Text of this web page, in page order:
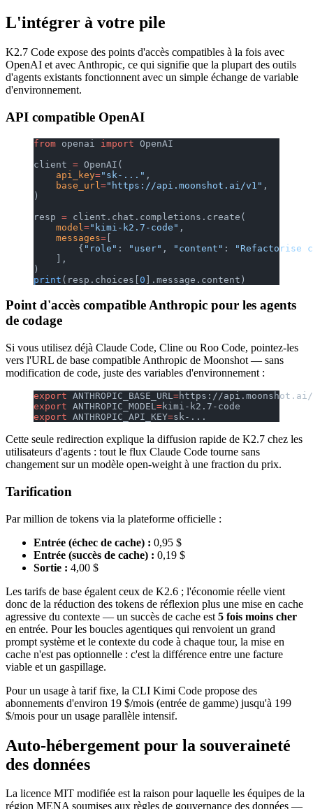
L'intégrer à votre pile
K2.7 Code expose des points d'accès compatibles à la fois avec
OpenAI et avec Anthropic, ce qui signifie que la plupart des outils
d'agents existants fonctionnent avec un simple échange de variable
d'environnement.
API compatible OpenAI
from openai import OpenAI
client = OpenAI(
    api_key
="sk-..." ,
    base_url
="https://api.moonshot.ai/v1" ,
)
resp = client.chat.completions.create(
    model
="kimi-k2.7-code" ,
    messages
=
        {
"role" : "user" , "content" :
"Refactorise
    ],
)
print (resp.choices[ 0 ].message.content)
Point d'accès compatible Anthropic pour les agents
de codage
Si vous utilisez déjà Claude Code, Cline ou Roo Code, pointez-les
vers l'URL de base compatible Anthropic de Moonshot — sans
modification de code, juste des variables d'environnement :
export ANTHROPIC_BASE_URL=https://
export ANTHROPIC_MODEL=kimi-k2.7-code
export ANTHROPIC_API_KEY=sk-...
Cette seule redirection explique la diffusion rapide de K2.7 chez les
utilisateurs d'agents : tout le flux Claude Code tourne sans
changement sur un modèle open-weight à une fraction du prix.
Tarification
Par million de tokens via la plateforme officielle :
Entrée (échec de cache) : 0,95 $
Entrée (succès de cache) : 0,19 $
Sortie : 4,00 $
Les tarifs de base égalent ceux de K2.6 ; l'économie réelle vient
donc de la réduction des tokens de réflexion plus une mise en cache
agressive du contexte — un succès de cache est 5 fois moins cher
en entrée. Pour les boucles agentiques qui renvoient un grand
prompt système et le contexte du code à chaque tour, la mise en
cache n'est pas optionnelle : c'est la différence entre une facture
viable et un gaspillage.
Pour un usage à tarif fixe, la CLI Kimi Code propose des
abonnements d'environ 19 $/mois (entrée de gamme) jusqu'à 199
$/mois pour un usage parallèle intensif.
Auto-hébergement pour la souveraineté
des données
La licence MIT modifiée est la raison pour laquelle les équipes de la
région MENA soumises aux règles de gouvernance des données —